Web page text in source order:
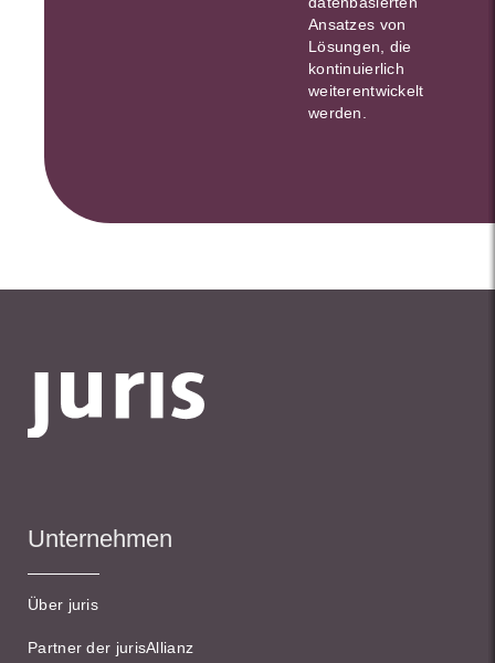
Ansatzes von
Lösungen, die
kontinuierlich
weiterentwickelt
werden.
Unternehmen
Über juris
Partner der jurisAllianz